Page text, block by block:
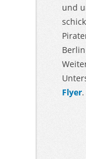
und
Berlin
Flyer.